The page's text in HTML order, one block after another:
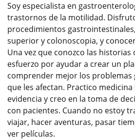
Soy especialista en
trastornos de la motilidad.
procedimientos
superior y colonoscopia, y
Una vez que conozco las historias
esfuerzo por ayudar a crear un
comprender mejor los problemas
que les afectan. Practico medicina
evidencia y creo en la toma de
con pacientes. Cuando no estoy
viajar, hacer aventuras, pasar
ver películas.